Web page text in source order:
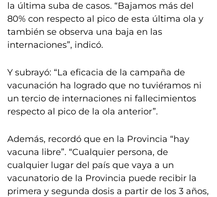
la última suba de casos. “Bajamos más del
80% con respecto al pico de esta última ola y
también se observa una baja en las
internaciones”, indicó.
Y subrayó: “La eficacia de la campaña de
vacunación ha logrado que no tuviéramos ni
un tercio de internaciones ni fallecimientos
respecto al pico de la ola anterior”.
Además, recordó que en la Provincia “hay
vacuna libre”. “Cualquier persona, de
cualquier lugar del país que vaya a un
vacunatorio de la Provincia puede recibir la
primera y segunda dosis a partir de los 3 años,